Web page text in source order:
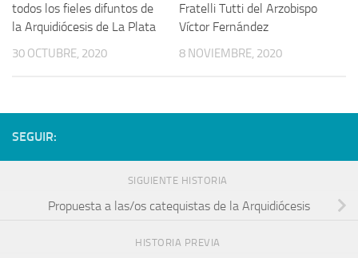
todos los fieles difuntos de
la Arquidiócesis de La Plata
30 OCTUBRE, 2020
Fratelli Tutti del Arzobispo
Víctor Fernández
8 NOVIEMBRE, 2020
SEGUIR:
SIGUIENTE HISTORIA
Propuesta a las/os catequistas de la Arquidiócesis
HISTORIA PREVIA